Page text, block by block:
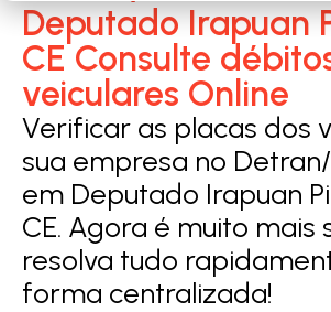
Deputado Irapuan
CE Consulte
veiculares Online
Verificar as placas dos
sua empresa no
em Deputado Irapuan
CE. Agora é muito mais
resolva tudo
forma centralizada!